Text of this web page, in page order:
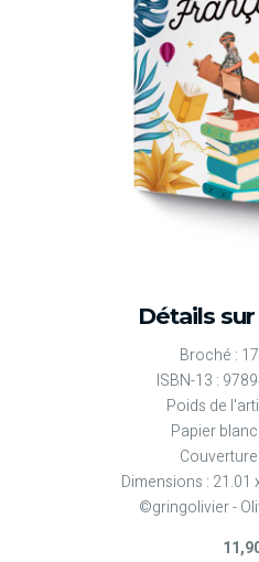
Détails
Broché :
ISBN-13 :
Poids de
Papier
Dimensions : 21.01
©gringolivier -